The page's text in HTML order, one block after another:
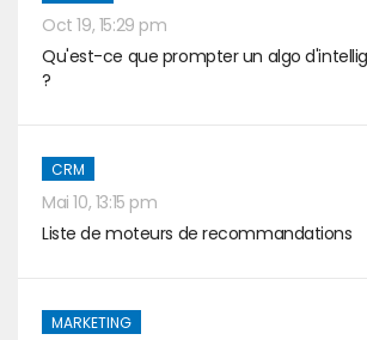
Oct 19, 15:29 pm
Qu'est-ce que prompter un algo
?
CRM
Mai 10, 13:15 pm
Liste de moteurs de recommandations
MARKETING